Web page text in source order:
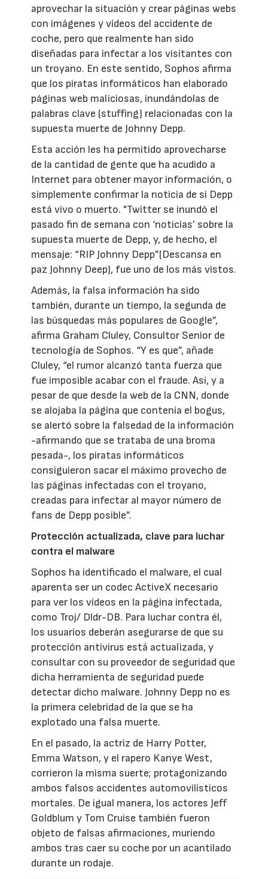
aprovechar la situación y crear páginas webs
con imágenes y vídeos del accidente de
coche, pero que realmente han sido
diseñadas para infectar a los visitantes con
un troyano. En este sentido, Sophos afirma
que los piratas informáticos han elaborado
páginas web maliciosas, inundándolas de
palabras clave (stuffing) relacionadas con la
supuesta muerte de Johnny Depp.
Esta acción les ha permitido aprovecharse
de la cantidad de gente que ha acudido a
Internet para obtener mayor información, o
simplemente confirmar la noticia de si Depp
está vivo o muerto. "Twitter se inundó el
pasado fin de semana con ‘noticias’ sobre la
supuesta muerte de Depp, y, de hecho, el
mensaje: “RIP Johnny Depp”(Descansa en
paz Johnny Deep), fue uno de los más vistos.
Además, la falsa información ha sido
también, durante un tiempo, la segunda de
las búsquedas más populares de Google”,
afirma Graham Cluley, Consultor Senior de
tecnología de Sophos. “Y es que”, añade
Cluley, “el rumor alcanzó tanta fuerza que
fue imposible acabar con el fraude. Así, y a
pesar de que desde la web de la CNN, donde
se alojaba la página que contenía el bogus,
se alertó sobre la falsedad de la información
-afirmando que se trataba de una broma
pesada-, los piratas informáticos
consiguieron sacar el máximo provecho de
las páginas infectadas con el troyano,
creadas para infectar al mayor número de
fans de Depp posible”.
Protección actualizada, clave para luchar
contra el malware
Sophos ha identificado el malware, el cual
aparenta ser un codec ActiveX necesario
para ver los vídeos en la página infectada,
como Troj/ Dldr-DB. Para luchar contra él,
los usuarios deberán asegurarse de que su
protección antivirus está actualizada, y
consultar con su proveedor de seguridad que
dicha herramienta de seguridad puede
detectar dicho malware. Johnny Depp no es
la primera celebridad de la que se ha
explotado una falsa muerte.
En el pasado, la actriz de Harry Potter,
Emma Watson, y el rapero Kanye West,
corrieron la misma suerte; protagonizando
ambos falsos accidentes automovilísticos
mortales. De igual manera, los actores Jeff
Goldblum y Tom Cruise también fueron
objeto de falsas afirmaciones, muriendo
ambos tras caer su coche por un acantilado
durante un rodaje.